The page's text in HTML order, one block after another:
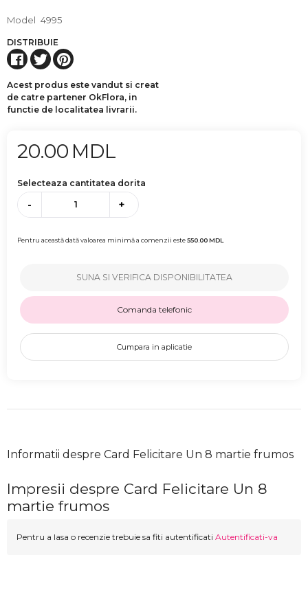
Model 4995
DISTRIBUIE
Acest produs este vandut si creat
de catre partener OkFlora, in
functie de localitatea livrarii.
20.00 MDL
Selecteaza cantitatea dorita
- +
Pentru această dată valoarea minimă a comenzii este550.00MDL
SUNA SI VERIFICA DISPONIBILITATEA
Comanda telefonic
Cumpara in aplicatie
Informatii despre Card Felicitare Un 8 martie frumos
Impresii despre Card Felicitare Un 8
martie frumos
Pentru a lasa o recenzie trebuie sa fiti autentificati Autentificati-va